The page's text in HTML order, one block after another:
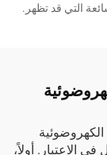
التي قد تظهر.
الاعتبار. أولاً،